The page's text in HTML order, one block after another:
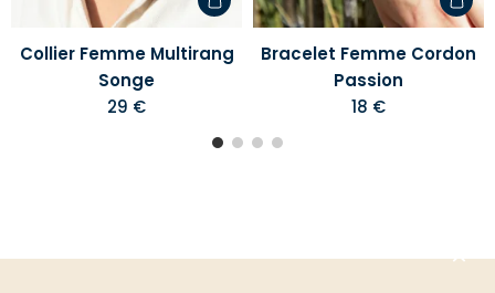
Collier Femme Multirang
Songe
29 €
Bracelet Femme Cordon
Passion
18 €